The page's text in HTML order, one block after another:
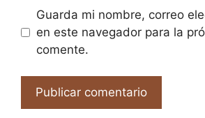
Guarda mi nombre, correo
en este navegador para la
comente.